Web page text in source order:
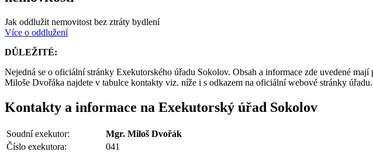
Jak oddlužit nemovitost bez ztráty bydlení
Více o oddlužení
DŮLEŽITÉ:
Nejedná se o oficiální stránky Exekutorského úřadu Sokolov. Obsah a informace zde uvedené
Miloše Dvořáka najdete v tabulce kontakty viz. níže i s odkazem na oficiální webové stránky úřadu.
Kontakty a informace na Exekutorský úřad Sokolov
Soudní exekutor:
Mgr. Miloš Dvořák
Číslo exekutora:
041